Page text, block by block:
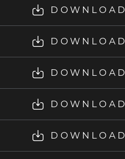
DOWNLOAD
DOWNLOAD
DOWNLOAD
DOWNLOAD
DOWNLOAD